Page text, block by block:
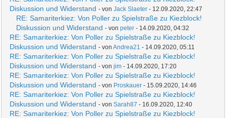
Diskussion und Widerstand - vonJack Slaeter - 12.09.2020, 22:47
RE: Samariterkiez: Von Poller zu Spielstraße zu Kiezblock!
Diskussion und Widerstand - vonpeter - 14.09.2020, 04:32
RE: Samariterkiez: Von Poller zu Spielstraße zu Kiezblock!
Diskussion und Widerstand - vonAndrea21 - 14.09.2020, 05:11
RE: Samariterkiez: Von Poller zu Spielstraße zu Kiezblock!
Diskussion und Widerstand - vonjim - 14.09.2020, 17:20
RE: Samariterkiez: Von Poller zu Spielstraße zu Kiezblock!
Diskussion und Widerstand - von Proskauer - 15.09.2020, 14:46
RE: Samariterkiez: Von Poller zu Spielstraße zu Kiezblock!
Diskussion und Widerstand - vonSarah87 - 16.09.2020, 12:40
RE: Samariterkiez: Von Poller zu Spielstraße zu Kiezblock!